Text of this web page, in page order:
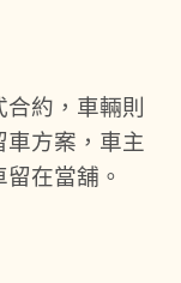
約，車輛則
車方案，車主
在當舖。